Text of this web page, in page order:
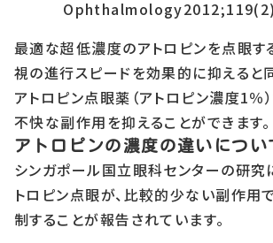
最適な超低濃度のアトロピンを点眼す
視の進行スピードを効果的に抑えると
アトロピン点眼薬（アトロピン濃度1％
不快な副作用を抑えることができます。
アトロピンの濃度の違いについ
シンガポール国立眼科センターの研究
トロピン点眼が、比較的少ない副作用
制することが報告されています。